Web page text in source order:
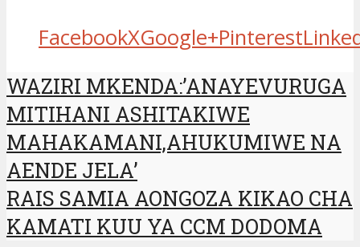
FacebookXGoogle+Pinterest
WAZIRI MKENDA:’ANAYEVURUGA
MITIHANI ASHITAKIWE
MAHAKAMANI,AHUKUMIWE NA
AENDE JELA’
RAIS SAMIA AONGOZA KIKAO CHA
KAMATI KUU YA CCM DODOMA